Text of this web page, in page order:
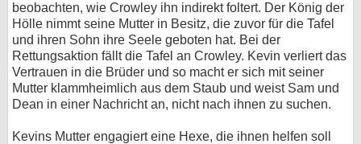
beobachten, wie Crowley ihn indirekt foltert. Der König der
Hölle nimmt seine Mutter in Besitz, die zuvor für die Tafel
und ihren Sohn ihre Seele geboten hat. Bei der
Rettungsaktion fällt die Tafel an Crowley. Kevin verliert das
Vertrauen in die Brüder und so macht er sich mit seiner
Mutter klammheimlich aus dem Staub und weist Sam und
Dean in einer Nachricht an, nicht nach ihnen zu suchen.
Kevins Mutter engagiert eine Hexe, die ihnen helfen soll